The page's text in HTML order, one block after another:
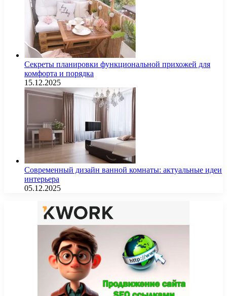
Секреты планировки функциональной прихожей для
комфорта и порядка
15.12.2025
Современный дизайн ванной комнаты: актуальные идеи
интерьера
05.12.2025